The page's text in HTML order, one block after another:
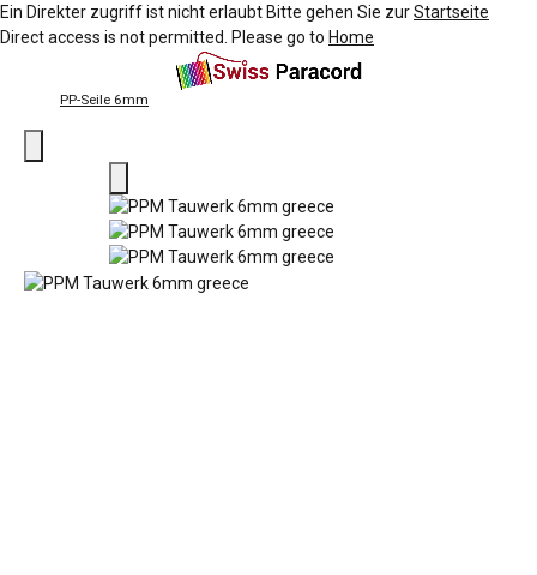
Ein Direkter zugriff ist nicht erlaubt Bitte gehen Sie zurStartseite
Direct access is not permitted. Please go to Home
PP-Seile 6mm